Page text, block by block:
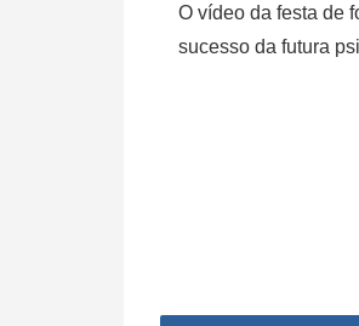
O vídeo da festa de
sucesso da futura